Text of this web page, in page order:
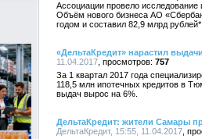
Ассоциации провело исследование
Объём нового бизнеса АО
годом и составил 82,9 млрд
«ДельтаКредит» нарастил
11.04.2017
757
За 1 квартал 2017 года
118,5 млн ипотечных кредитов в
выдач вырос на 6%.
ДельтаКредит: жители Самары
ДельтаКредит, 15:55, 11.04.2017